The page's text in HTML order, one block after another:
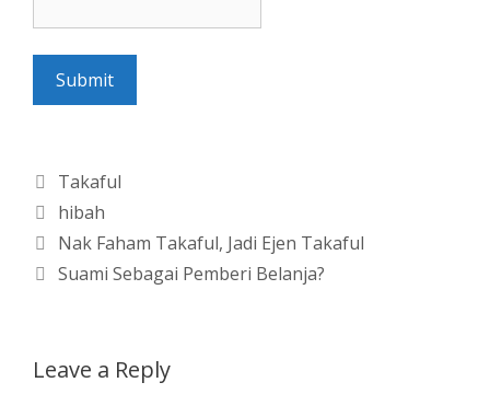
Submit
Categories
Takaful
Tags
hibah
Nak Faham Takaful, Jadi Ejen Takaful
Suami Sebagai Pemberi Belanja?
Leave a Reply